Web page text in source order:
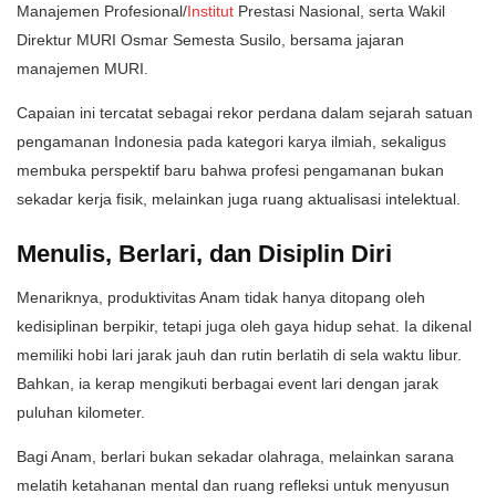
Manajemen Profesional/Institut Prestasi Nasional, serta Wakil
Direktur MURI Osmar Semesta Susilo, bersama jajaran
manajemen MURI.
Capaian ini tercatat sebagai rekor perdana dalam sejarah satuan
pengamanan Indonesia pada kategori karya ilmiah, sekaligus
membuka perspektif baru bahwa profesi pengamanan bukan
sekadar kerja fisik, melainkan juga ruang aktualisasi intelektual.
Menulis, Berlari, dan Disiplin Diri
Menariknya, produktivitas Anam tidak hanya ditopang oleh
kedisiplinan berpikir, tetapi juga oleh gaya hidup sehat. Ia dikenal
memiliki hobi lari jarak jauh dan rutin berlatih di sela waktu libur.
Bahkan, ia kerap mengikuti berbagai event lari dengan jarak
puluhan kilometer.
Bagi Anam, berlari bukan sekadar olahraga, melainkan sarana
melatih ketahanan mental dan ruang refleksi untuk menyusun